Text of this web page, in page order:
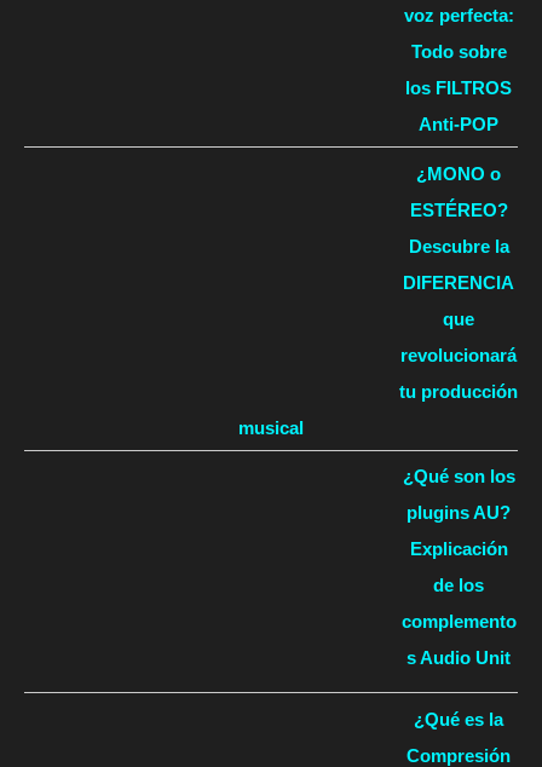
voz perfecta:
Todo sobre
los FILTROS
Anti-POP
¿MONO o
ESTÉREO?
Descubre la
DIFERENCIA
que
revolucionará
tu producción
musical
¿Qué son los
plugins AU?
Explicación
de los
complemento
s Audio Unit
¿Qué es la
Compresión